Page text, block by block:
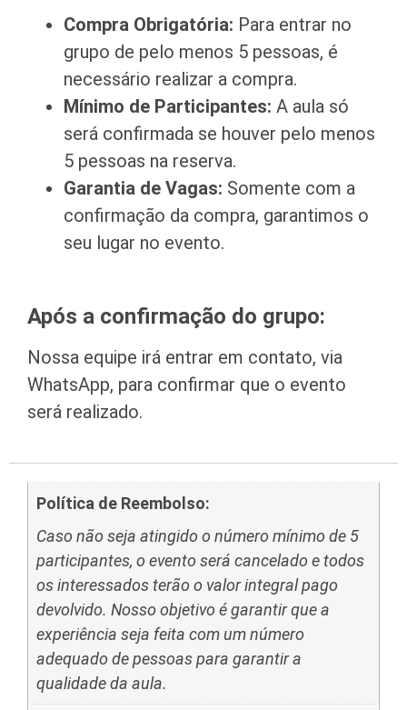
Compra Obrigatória: Para entrar no
grupo de pelo menos 5 pessoas, é
necessário realizar a compra.
Mínimo de Participantes: A aula só
será confirmada se houver pelo menos
5 pessoas na reserva.
Garantia de Vagas: Somente com a
confirmação da compra, garantimos o
seu lugar no evento.
Após a confirmação do grupo:
Nossa equipe irá entrar em contato, via
WhatsApp, para confirmar que o evento
será realizado.
Política de Reembolso:
Caso não seja atingido o número mínimo de 5
participantes, o evento será cancelado e todos
os interessados terão o valor integral pago
devolvido. Nosso objetivo é garantir que a
experiência seja feita com um número
adequado de pessoas para garantir a
qualidade da aula.